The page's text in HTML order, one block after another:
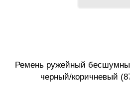
Ремень ружейный
черный/коричневый